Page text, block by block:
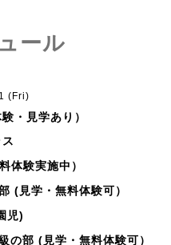
ール
(Fri)
・見学あり）
体験実施中）
(見学・無料体験可）
児)
の部 (見学・無料体験可）